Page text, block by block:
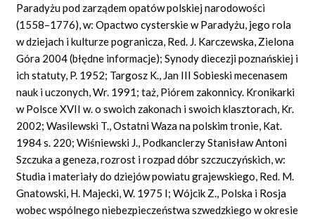
Paradyżu pod zarządem opatów polskiej narodowości
(1558–1776), w: Opactwo cysterskie w Paradyżu, jego rola
w dziejach i kulturze pogranicza, Red. J. Karczewska, Zielona
Góra 2004 (błędne informacje); Synody diecezji poznańskiej i
ich statuty, P. 1952; Targosz K., Jan III Sobieski mecenasem
nauk i uczonych, Wr. 1991; taż, Piórem zakonnicy. Kronikarki
w Polsce XVII w. o swoich zakonach i swoich klasztorach, Kr.
2002; Wasilewski T., Ostatni Waza na polskim tronie, Kat.
1984 s. 220; Wiśniewski J., Podkanclerzy Stanisław Antoni
Szczuka a geneza, rozrost i rozpad dóbr szczuczyńskich, w:
Studia i materiały do dziejów powiatu grajewskiego, Red. M.
Gnatowski, H. Majecki, W. 1975 I; Wójcik Z., Polska i Rosja
wobec wspólnego niebezpieczeństwa szwedzkiego w okresie